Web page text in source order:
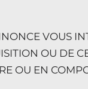
VOUS
OU DE
OU EN